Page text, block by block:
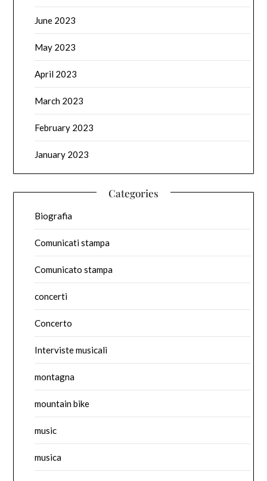
June 2023
May 2023
April 2023
March 2023
February 2023
January 2023
Categories
Biografia
Comunicati stampa
Comunicato stampa
concerti
Concerto
Interviste musicali
montagna
mountain bike
music
musica